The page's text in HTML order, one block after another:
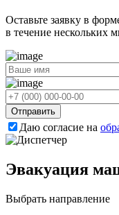
Оставьте заявку в
в течение нескольких
Отправить
Даю согласие на
Эвакуация
Выбрать направление